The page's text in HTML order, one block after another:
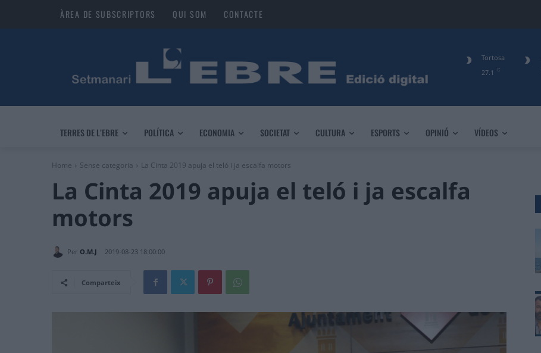
ÀREA DE SUBSCRIPTORS QUI SOM CONTACTE
27.1 C
Tortosa
TERRES DE L’EBRE POLÍTICA ECONOMIA SOCIETAT CULTURA ESPORTS OPINIÓ VÍDEOS
Home Sense categoria La Cinta 2019 apuja el teló i ja escalfa motors
La Cinta 2019 apuja el teló i ja escalfa
motors
Per O.M.J 2019-08-23 18:00:00
Comparteix